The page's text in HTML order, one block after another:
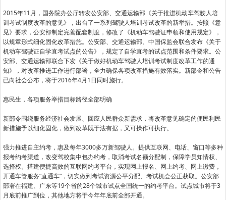
2015年11月，国务院办公厅转发公安部、交通运输部《关于推进机动车驾驶人培
训考试制度改革的意见》，出台了一系列驾驶人培训考试改革的新举措。按照《意
见》要求，公安部制定完善配套制度，修改了《机动车驾驶证申领和使用规定》，
以规章形式细化固化改革措施。公安部、交通运输部、中国保监会联合发布《关于
机动车驾驶证自学直考试点的公告》，规定了自学直考的试点范围和条件要求。公
安部、交通运输部联合下发《关于做好机动车驾驶人培训考试制度改革工作的通
知》，对改革推进工作进行部署，全力确保各项改革措施有效落实。新部令和公告
已向社会公布，将于2016年4月1日同时施行。
惠民生，各项服务举措目标路径全部明确
新部令围绕服务经济社会发展、回应人民群众新需求，将改革意见确定的便民利民
新措施予以细化固化，做到改革既于法有据，又可操作可执行。
强力推进自主约考，惠及每年3000多万新驾驶人。提供互联网、电话、窗口等多种
报考约考渠道，改变驾校集中包办约考，取消考试名额分配制，保障学员知情权、
选择权。搭建便捷高效的互联网约考平台，实现网上报名、网上约考、网上缴费，
开通车管服务“直通车”，切实做到考试资源公平分配、考试机会公正获取。公安部
部署在福建、广东等19个省的28个城市试点全国统一的约考平台。试点城市将于3
月底前推广到位，其他地方将于今年年底前全部开通。